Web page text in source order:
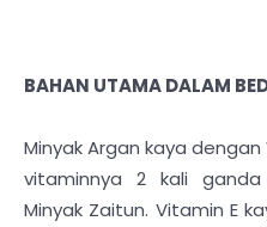
BAHAN UTAMA DALAM
Minyak Argan kaya
vitaminnya 2 kali
Minyak Zaitun. Vitamin E